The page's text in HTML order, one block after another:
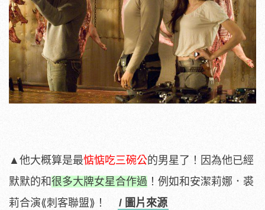
▲他大概算是最惦惦吃三碗公的男星了！因為他已經
默默的和很多大牌女星合作過 ！例如和安潔莉娜．裘
莉合演⟪刺客聯盟⟫！ / 圖片來源